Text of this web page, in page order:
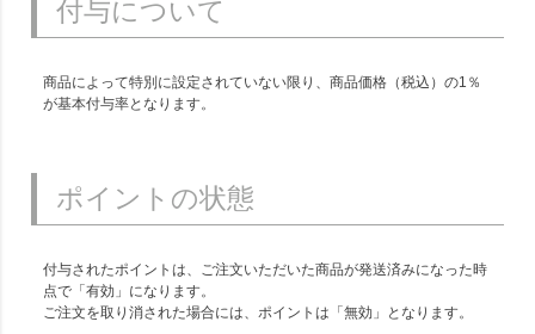
付与について
商品によって特別に設定されていない限り、商品価格（税込）の1％
が基本付与率となります。
ポイントの状態
付与されたポイントは、ご注文いただいた商品が発送済みになった時
点で「有効」になります。
ご注文を取り消された場合には、ポイントは「無効」となります。